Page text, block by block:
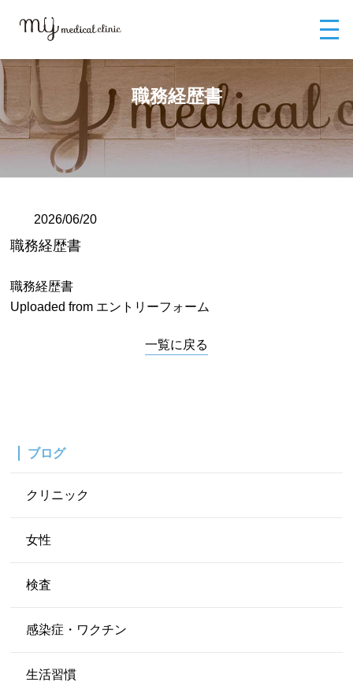
職務経歴書
2026/06/20
職務経歴書
職務経歴書
Uploaded from エントリーフォーム
一覧に戻る
ブログ
クリニック
女性
検査
感染症・ワクチン
生活習慣